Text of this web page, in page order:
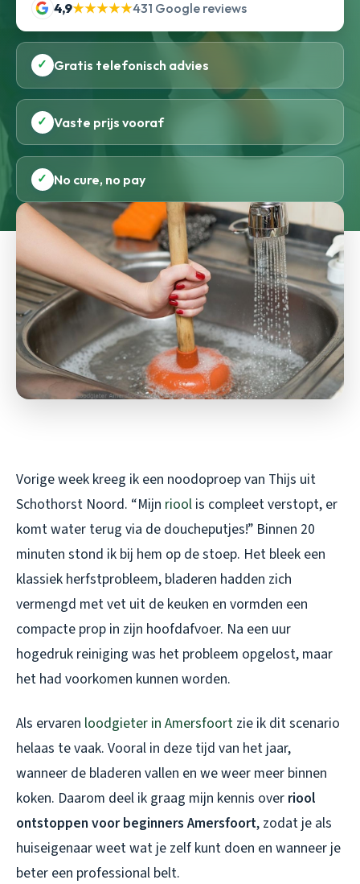
4,9★★★★★431 Google reviews
✓ Gratis telefonisch advies
✓ Vaste prijs vooraf
✓ No cure, no pay
Vorige week kreeg ik een noodoproep van Thijs uit
Schothorst Noord. “Mijn riool is compleet verstopt, er
komt water terug via de doucheputjes!” Binnen 20
minuten stond ik bij hem op de stoep. Het bleek een
klassiek herfstprobleem, bladeren hadden zich
vermengd met vet uit de keuken en vormden een
compacte prop in zijn hoofdafvoer. Na een uur
hogedruk reiniging was het probleem opgelost, maar
het had voorkomen kunnen worden.
Als ervaren loodgieter in Amersfoort zie ik dit scenario
helaas te vaak. Vooral in deze tijd van het jaar,
wanneer de bladeren vallen en we weer meer binnen
koken. Daarom deel ik graag mijn kennis over riool
ontstoppen voor beginners Amersfoort, zodat je als
huiseigenaar weet wat je zelf kunt doen en wanneer je
beter een professional belt.